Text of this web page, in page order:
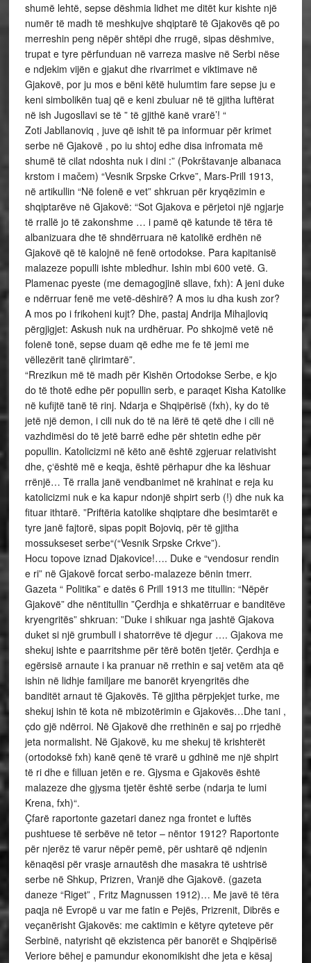
shumë lehtë, sepse dëshmia lidhet me ditët kur kishte një
numër të madh të meshkujve shqiptarë të Gjakovës që po
merreshin peng nëpër shtëpi dhe rrugë, sipas dëshmive,
trupat e tyre përfunduan në varreza masive në Serbi nëse
e ndjekim vijën e gjakut dhe rivarrimet e viktimave në
Gjakovë, por ju mos e bëni këtë hulumtim fare sepse ju e
keni simbolikën tuaj që e keni zbuluar në të gjitha luftërat
në ish Jugosllavi se të ” të gjithë kanë vrarë’! “
Zoti Jabllanoviq , juve që ishit të pa informuar për krimet
serbe në Gjakovë , po iu shtoj edhe disa infromata më
shumë të cilat ndoshta nuk i dini :” (Pokrštavanje albanaca
krstom i mačem) “Vesnik Srpske Crkve”, Mars-Prill 1913,
në artikullin “Në folenë e vet” shkruan për kryqëzimin e
shqiptarëve në Gjakovë: “Sot Gjakova e përjetoi një ngjarje
të rrallë jo të zakonshme … i pamë që katunde të tëra të
albanizuara dhe të shndërruara në katolikë erdhën në
Gjakovë që të kalojnë në fenë ortodokse. Para kapitanisë
malazeze populli ishte mbledhur. Ishin mbi 600 vetë. G.
Plamenac pyeste (me demagogjinë sllave, fxh): A jeni duke
e ndërruar fenë me vetë-dëshirë? A mos iu dha kush zor?
A mos po i frikoheni kujt? Dhe, pastaj Andrija Mihajloviq
përgjigjet: Askush nuk na urdhëruar. Po shkojmë vetë në
folenë tonë, sepse duam që edhe me fe të jemi me
vëllezërit tanë çlirimtarë”.
“Rrezikun më të madh për Kishën Ortodokse Serbe, e kjo
do të thotë edhe për popullin serb, e paraqet Kisha Katolike
në kufijtë tanë të rinj. Ndarja e Shqipërisë (fxh), ky do të
jetë një demon, i cili nuk do të na lërë të qetë dhe i cili në
vazhdimësi do të jetë barrë edhe për shtetin edhe për
popullin. Katolicizmi në këto anë është zgjeruar relativisht
dhe, ç‘është më e keqja, është përhapur dhe ka lëshuar
rrënjë… Të rralla janë vendbanimet në krahinat e reja ku
katolicizmi nuk e ka kapur ndonjë shpirt serb (!) dhe nuk ka
fituar ithtarë. ”Priftëria katolike shqiptare dhe besimtarët e
tyre janë fajtorë, sipas popit Bojoviq, për të gjitha
mossukseset serbe“(“Vesnik Srpske Crkve”).
Hocu topove iznad Djakovice!…. Duke e “vendosur rendin
e ri” në Gjakovë forcat serbo-malazeze bënin tmerr.
Gazeta “ Politika” e datës 6 Prill 1913 me titullin: “Nëpër
Gjakovë” dhe nëntitullin ”Çerdhja e shkatërruar e banditëve
kryengritës” shkruan: ”Duke i shikuar nga jashtë Gjakova
duket si një grumbull i shatorrëve të djegur …. Gjakova me
shekuj ishte e paarritshme për tërë botën tjetër. Çerdhja e
egërsisë arnaute i ka pranuar në rrethin e saj vetëm ata që
ishin në lidhje familjare me banorët kryengritës dhe
banditët arnaut të Gjakovës. Të gjitha përpjekjet turke, me
shekuj ishin të kota në mbizotërimin e Gjakovës…Dhe tani ,
çdo gjë ndërroi. Në Gjakovë dhe rrethinën e saj po rrjedhë
jeta normalisht. Në Gjakovë, ku me shekuj të krishterët
(ortodoksë fxh) kanë qenë të vrarë u gdhinë me një shpirt
të ri dhe e filluan jetën e re. Gjysma e Gjakovës është
malazeze dhe gjysma tjetër është serbe (ndarja te lumi
Krena, fxh)“.
Çfarë raportonte gazetari danez nga frontet e luftës
pushtuese të serbëve në tetor – nëntor 1912? Raportonte
për njerëz të varur nëpër pemë, për ushtarë që ndjenin
kënaqësi për vrasje arnautësh dhe masakra të ushtrisë
serbe në Shkup, Prizren, Vranjë dhe Gjakovë. (gazeta
daneze “Riget” , Fritz Magnussen 1912)… Me javë të tëra
paqja në Evropë u var me fatin e Pejës, Prizrenit, Dibrës e
veçanërisht Gjakovës: me caktimin e këtyre qyteteve për
Serbinë, natyrisht që ekzistenca për banorët e Shqipërisë
Veriore bëhej e pamundur ekonomikisht dhe jeta e kësaj